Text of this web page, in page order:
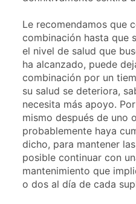
Le recomendamos que
combinación hasta que
el nivel de salud que
ha alcanzado, puede
combinación por un
su salud se deteriora,
necesita más apoyo.
mismo después de uno
probablemente haya
dicho, para mantener
posible continuar con
mantenimiento que
o dos al día de cada